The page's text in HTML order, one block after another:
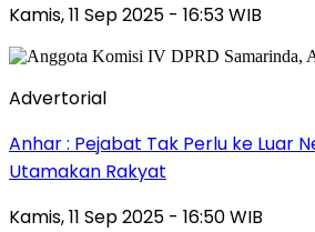
Kamis, 11 Sep 2025 - 16:53 WIB
Advertorial
Anhar : Pejabat Tak Perlu ke Luar
Utamakan Rakyat
Kamis, 11 Sep 2025 - 16:50 WIB